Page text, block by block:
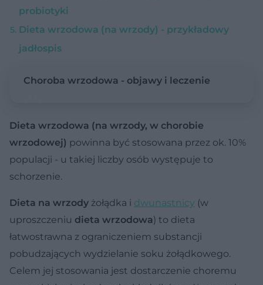
probiotyki
Dieta wrzodowa (na wrzody) - przykładowy
jadłospis
Choroba wrzodowa - objawy i leczenie
Dieta wrzodowa (na wrzody, w chorobie
wrzodowej) powinna być stosowana przez ok. 10%
populacji - u takiej liczby osób występuje to
schorzenie.
Dieta na wrzody żołądka i dwunastnicy (w
uproszczeniu dieta wrzodowa) to dieta
łatwostrawna z ograniczeniem substancji
pobudzających wydzielanie soku żołądkowego.
Celem jej stosowania jest dostarczenie choremu